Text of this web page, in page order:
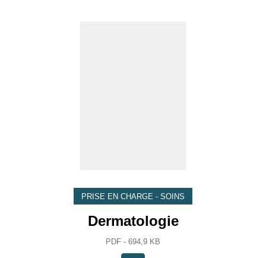
PRISE EN CHARGE - SOINS
Dermatologie
PDF - 694,9 KB